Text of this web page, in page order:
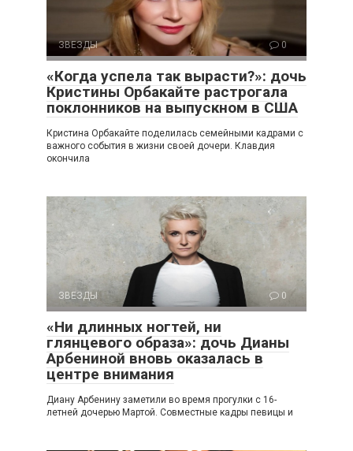
ЗВЕЗДЫ 0
«Когда успела так вырасти?»: дочь
Кристины Орбакайте растрогала
поклонников на выпускном в США
Кристина Орбакайте поделилась семейными кадрами с
важного события в жизни своей дочери. Клавдия
окончила
ЗВЕЗДЫ 0
«Ни длинных ногтей, ни
глянцевого образа»: дочь Дианы
Арбениной вновь оказалась в
центре внимания
Диану Арбенину заметили во время прогулки с 16-
летней дочерью Мартой. Совместные кадры певицы и